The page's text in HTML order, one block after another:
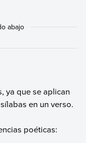
ya que se aplican
en un verso.
poéticas: